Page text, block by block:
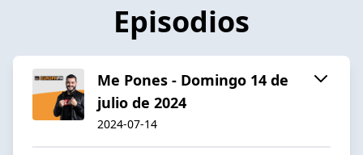
Episodios
Me Pones - Domingo 14 de
julio de 2024
2024-07-14